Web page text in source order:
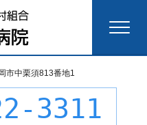
中栗須813番地1
3311